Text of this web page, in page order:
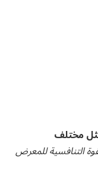
من 30 دولة تمثل ⁤مختلف
التنافسية للمعرض